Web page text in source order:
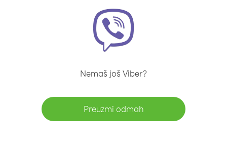
Nemaš još Viber?
Preuzmi odmah